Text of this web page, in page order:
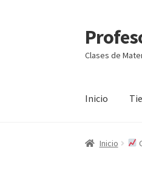
Ir
a
la
Ir
al
contenido
Clases de
Inicio
Inicio